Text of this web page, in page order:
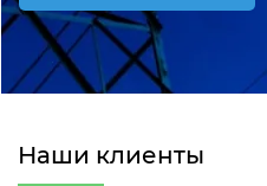
Наши клиенты